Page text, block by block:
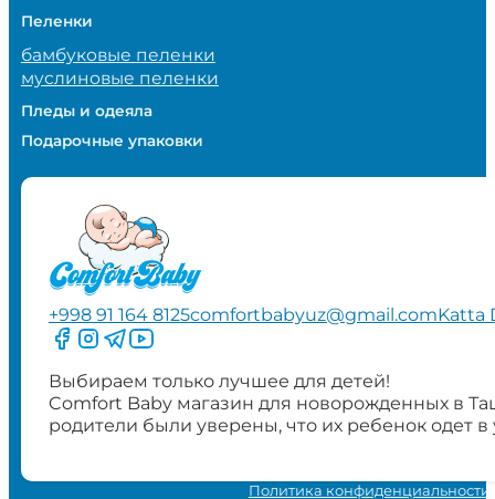
Пеленки
бамбуковые пеленки
муслиновые пеленки
Пледы и одеяла
Подарочные упаковки
+998 91 164 8125comfortbabyuz@gmail.comKatta
Следите за нами на Facebook
Следите за нами в Instagram
Следите за нами в Telegram
Следите за нами в YouTube
Выбираем только лучшее для детей!
Comfort Baby магазин для новорожденных в
родители были уверены, что их ребенок одет
Политика конфиденциальности